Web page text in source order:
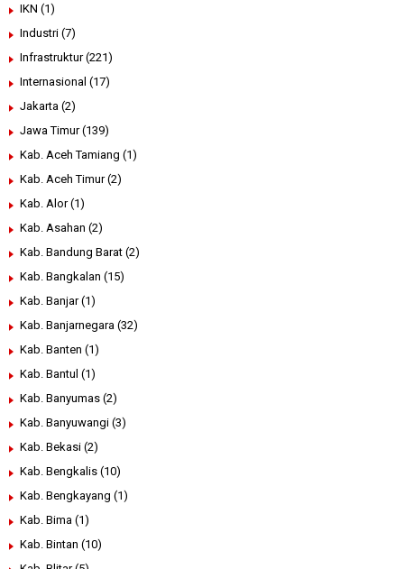
IKN (1)
Industri (7)
Infrastruktur (221)
Internasional (17)
Jakarta (2)
Jawa Timur (139)
Kab. Aceh Tamiang (1)
Kab. Aceh Timur (2)
Kab. Alor (1)
Kab. Asahan (2)
Kab. Bandung Barat (2)
Kab. Bangkalan (15)
Kab. Banjar (1)
Kab. Banjarnegara (32)
Kab. Banten (1)
Kab. Bantul (1)
Kab. Banyumas (2)
Kab. Banyuwangi (3)
Kab. Bekasi (2)
Kab. Bengkalis (10)
Kab. Bengkayang (1)
Kab. Bima (1)
Kab. Bintan (10)